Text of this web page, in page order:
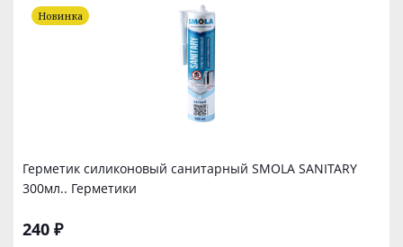
Герметик силиконовый санитарный SMOLA SANITARY
300мл.. Герметики
240 ₽
Новинка